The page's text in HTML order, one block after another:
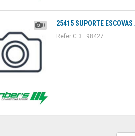
0 25415 SUPORTE
Refer C 3 : 98427